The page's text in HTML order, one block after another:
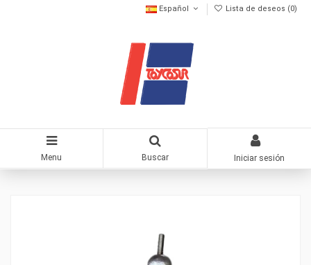
Español Lista de deseos (0)
Menu Buscar Iniciar sesión